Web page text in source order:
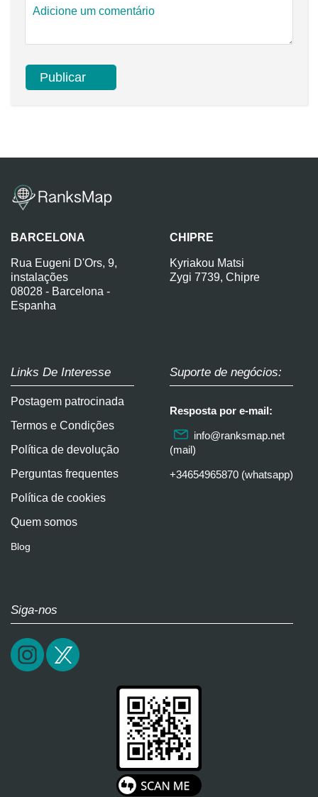
BARCELONA
Rua Eugeni D'Ors, 9,
instalações
08028 - Barcelona -
Espanha
CHIPRE
Kyriakou Matsi
Zygi 7739, Chipre
Links De Interesse
Postagem patrocinada
Termos e Condições
Política de devolução
Perguntas frequentes
Política de cookies
Quem somos
Blog
Suporte de negócios:
Resposta por e-mail:
info@ranksmap.net
(mail)
+34654965870 (whatsapp)
Siga-nos